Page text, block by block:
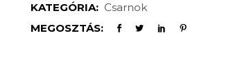
KATEGÓRIA: Csarnok
MEGOSZTÁS: